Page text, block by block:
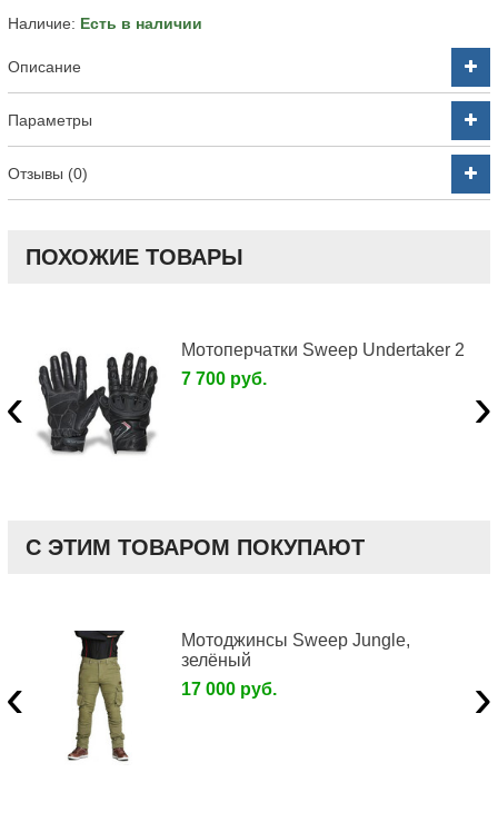
Наличие: Есть в наличии
Описание
Параметры
Отзывы (0)
ПОХОЖИЕ ТОВАРЫ
Мотоперчатки Sweep Undertaker 2
7 700 руб.
‹ ›
С ЭТИМ ТОВАРОМ ПОКУПАЮТ
Мотоджинсы Sweep Jungle,
зелёный
17 000 руб.
‹ ›